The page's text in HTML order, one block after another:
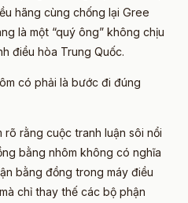
hãng cùng chống lại Gree
là một “quý ông” không chịu
điều hòa Trung Quốc.
có phải là bước đi đúng
rằng cuộc tranh luận sôi nổi
bằng nhôm không có nghĩa
bằng đồng trong máy điều
chỉ thay thế các bộ phận